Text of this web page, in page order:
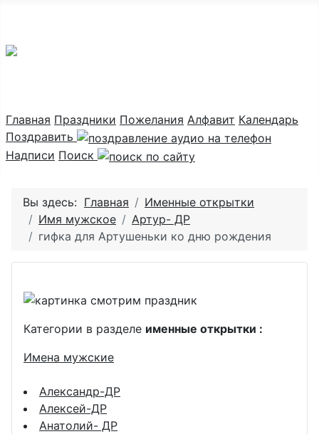
Главная Праздники Пожелания Алфавит Календарь
Поздравить
Надписи Поиск
Вы здесь: Главная
Именные открытки
Имя мужское
Артур- ДР
гифка для Артушеньки ко дню рождения
Категории в разделе именные открытки :
Имена мужские
Александр-ДР
Алексей-ДР
Анатолий- ДР